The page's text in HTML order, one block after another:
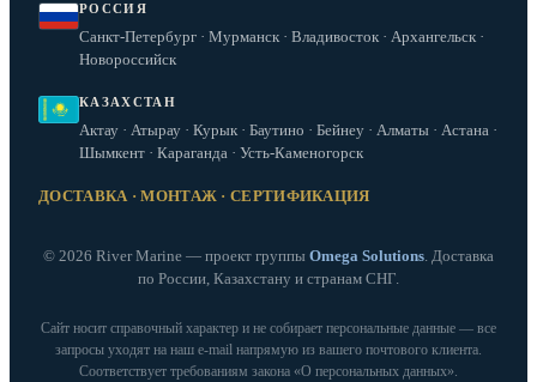
РОССИЯ
Санкт-Петербург · Мурманск · Владивосток · Архангельск ·
Новороссийск
КАЗАХСТАН
Актау · Атырау · Курык · Баутино · Бейнеу · Алматы · Астана ·
Шымкент · Караганда · Усть-Каменогорск
ДОСТАВКА · МОНТАЖ · СЕРТИФИКАЦИЯ
© 2026 River Marine — проект группы Omega Solutions. Доставка
по России, Казахстану и странам СНГ.
Сайт носит справочный характер и не собирает персональные данные — все
запросы уходят на наш e‑mail напрямую из вашего почтового клиента.
Соответствует требованиям закона «О персональных данных».